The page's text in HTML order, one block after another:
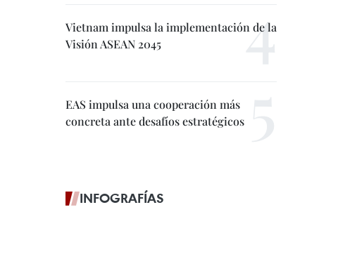
Vietnam impulsa la implementación de la
Visión ASEAN 2045
EAS impulsa una cooperación más
concreta ante desafíos estratégicos
INFOGRAFÍAS